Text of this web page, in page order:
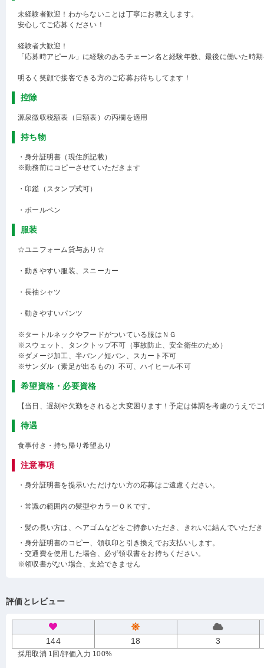
未経験者歓迎！わからないことは丁寧にお教えします。
安心してご応募ください！
経験者大歓迎！
「応募時アピール」に経験のあるチェーン名と経験年数、最後に働いた時
明るく笑顔で接客できる方のご応募お待ちしてます！
控除
源泉徴収税額表（日額表）の丙欄を適用
持ち物
・身分証明書（現住所記載）
※勤務前にコピーさせていただきます
・印鑑（スタンプ式可）
・ボールペン
服装
☆ユニフォーム貸与あり☆
・動きやすい服装、スニーカー
・長袖シャツ
・動きやすいパンツ
※タートルネックやフードがついている服はＮＧ
※スウェット、タンクトップ不可（事故防止、安全衛生のため）
※ダメージ加工、半パン／短パン、スカート不可
※サンダル（素足が出るもの）不可、ハイヒール不可
希望資格・必要資格
【当日、遅刻や欠勤をされると大変困ります！予定は体調を考慮のうえで
待遇
食事付き・持ち帰り希望あり
注意事項
・身分証明書を提示いただけない方の応募はご遠慮ください。
・常識の範囲内の髪型やカラーＯＫです。
・髪の長い方は、ヘアゴムなどをご持参いただき、きれいに結んでいただ
・身分証明書のコピー、領収印と引き換えでお支払いします。
・交通費を使用した場合、必ず領収書をお持ちください。
※領収書がない場合、支給できません
評価とレビュー
144 18 3
採用取消 1回 /評価入力 100%